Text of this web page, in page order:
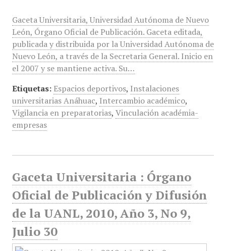
Gaceta Universitaria, Universidad Autónoma de Nuevo
León, Órgano Oficial de Publicación. Gaceta editada,
publicada y distribuida por la Universidad Autónoma de
Nuevo León, a través de la Secretaria General. Inicio en
el 2007 y se mantiene activa. Su…
Etiquetas: Espacios deportivos, Instalaciones
universitarias Anáhuac, Intercambio académico,
Vigilancia en preparatorias, Vinculación académia-
empresas
Gaceta Universitaria : Órgano
Oficial de Publicación y Difusión
de la UANL, 2010, Año 3, No 9,
Julio 30